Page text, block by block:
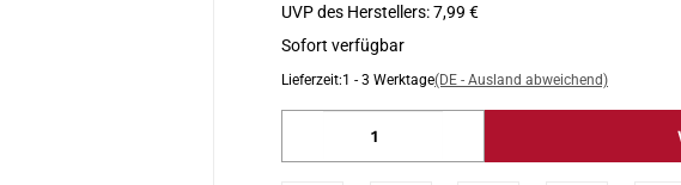
UVP des Herstellers:7,99 €
Sofort verfügbar
Lieferzeit:1 - 3 Werktage(DE - Ausland abweichend)